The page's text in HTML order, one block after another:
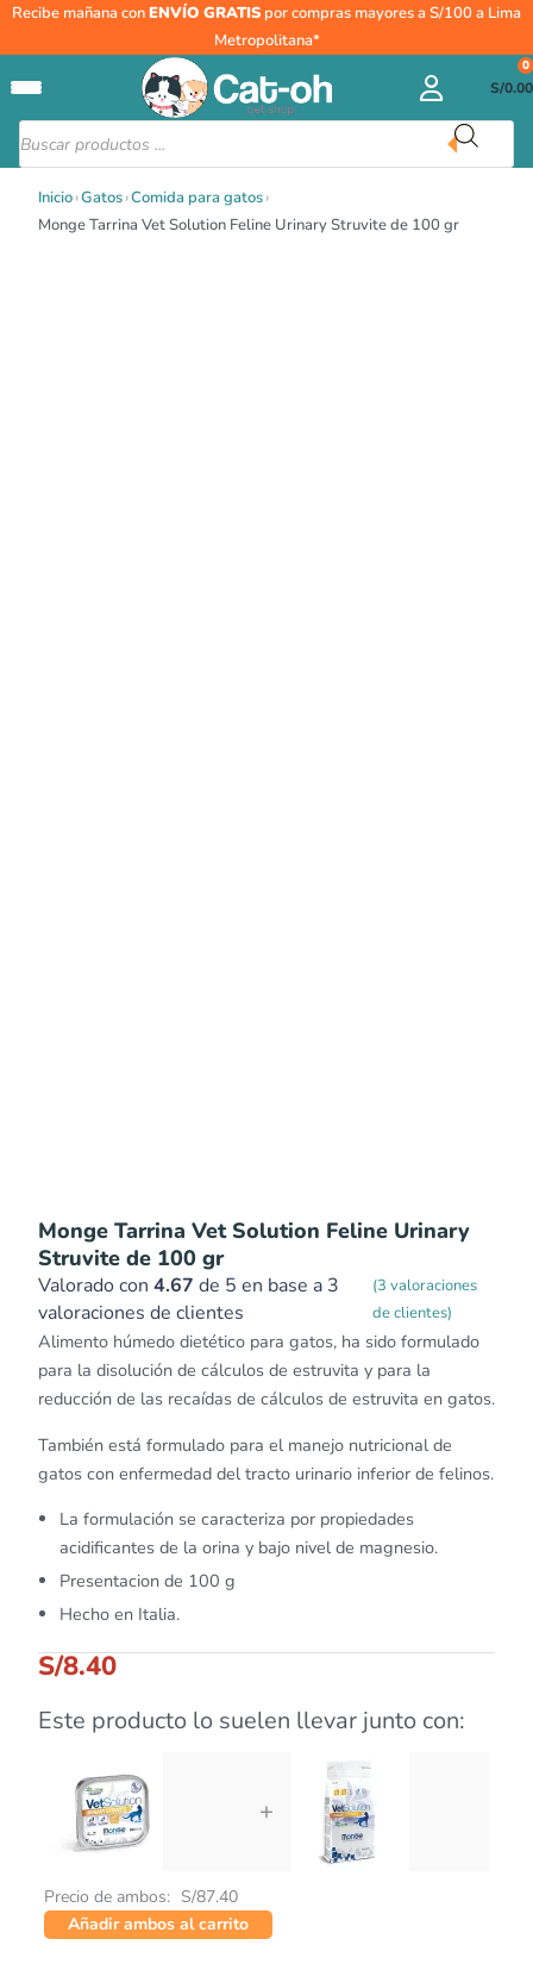
Recibe mañana conENVÍO GRATIS por compras mayores a S/100 a Lima
Metropolitana*
Búsqueda
de
productos
S/0.00
0
Inicio›Gatos›Comida para gatos›
Monge Tarrina Vet Solution Feline Urinary Struvite de 100 gr
Monge Tarrina Vet Solution Feline Urinary
Struvite de 100 gr
Valorado con 4.67 de 5 en base a 3
valoraciones de clientes
(3 valoraciones
de clientes)
Alimento húmedo dietético para gatos, ha sido formulado
para la disolución de cálculos de estruvita y para la
reducción de las recaídas de cálculos de estruvita en gatos.
También está formulado para el manejo nutricional de
gatos con enfermedad del tracto urinario inferior de felinos.
La formulación se caracteriza por propiedades
acidificantes de la orina y bajo nivel de magnesio.
Presentacion de 100 g
Hecho en Italia.
S/8.40
Este producto lo suelen llevar junto con:
+
Precio de ambos: S/87.40
Añadir ambos al carrito
Monge
Solution
Feline
Urinary
de
100